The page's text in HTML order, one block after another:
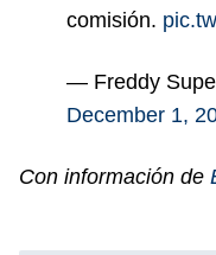
comisión.
— Freddy
December 1,
Con información de